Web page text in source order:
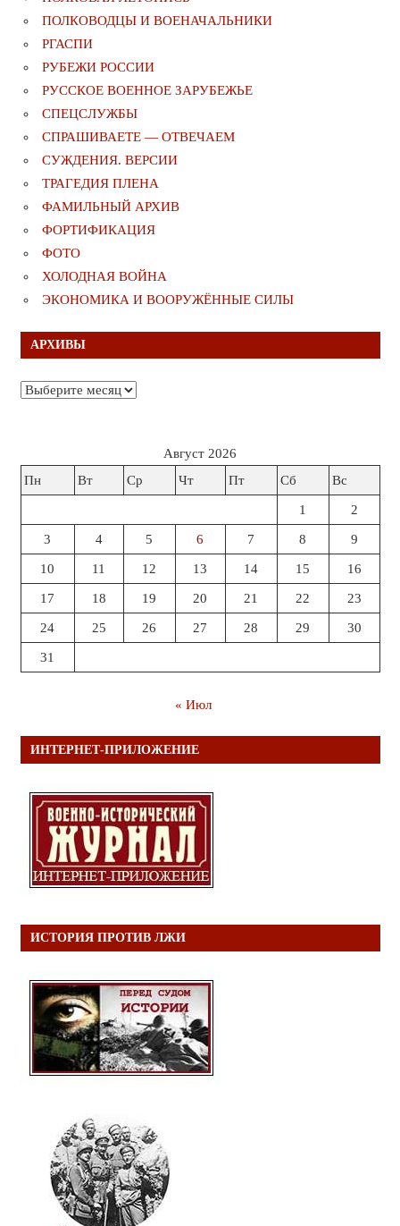
ПОЛКОВОДЦЫ И ВОЕНАЧАЛЬНИКИ
РГАСПИ
РУБЕЖИ РОССИИ
РУССКОЕ ВОЕННОЕ ЗАРУБЕЖЬЕ
СПЕЦСЛУЖБЫ
СПРАШИВАЕТЕ — ОТВЕЧАЕМ
СУЖДЕНИЯ. ВЕРСИИ
ТРАГЕДИЯ ПЛЕНА
ФАМИЛЬНЫЙ АРХИВ
ФОРТИФИКАЦИЯ
ФОТО
ХОЛОДНАЯ ВОЙНА
ЭКОНОМИКА И ВООРУЖЁННЫЕ СИЛЫ
АРХИВЫ
Архивы
Август 2026
Пн
Вт Ср Чт Пт Сб Вс
1 2
3 4 5 6 7 8 9
10 11 12 13 14 15 16
17 18 19 20 21 22 23
24 25 26 27 28 29 30
31
« Июл
ИНТЕРНЕТ-ПРИЛОЖЕНИЕ
ИСТОРИЯ ПРОТИВ ЛЖИ